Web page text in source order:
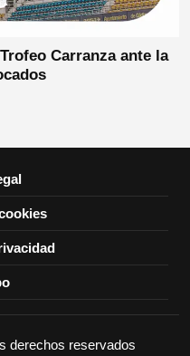
Carranza ante la
derechos reservados